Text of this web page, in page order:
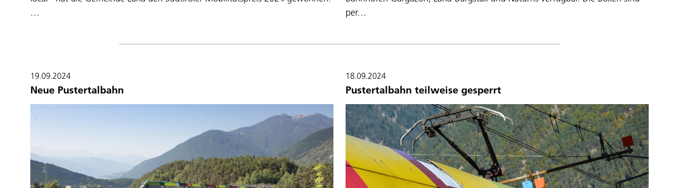
…
per…
19.09.2024
Neue Pustertalbahn
18.09.2024
Pustertalbahn teilweise gesperrt